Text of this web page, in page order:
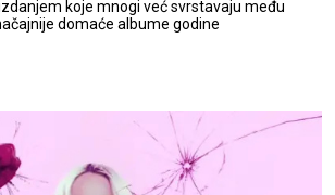
koje mnogi već svrstavaju među
domaće albume godine